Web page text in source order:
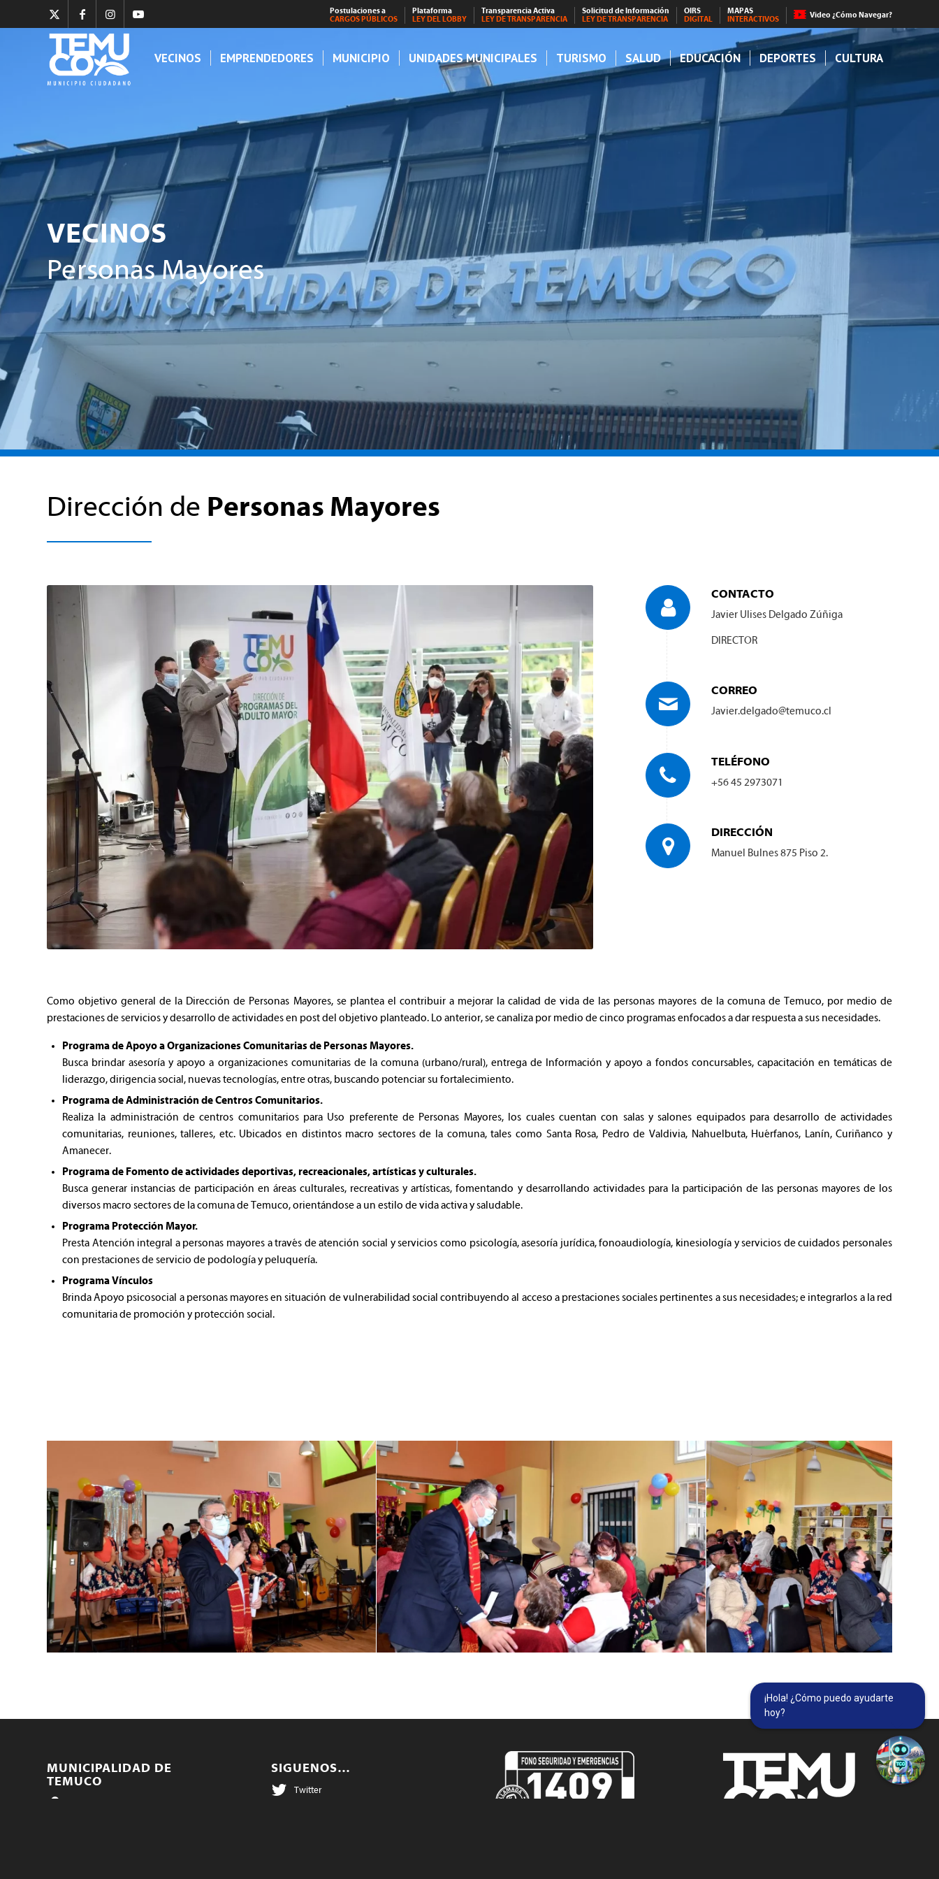
Postulaciones a
CARGOS PÚBLICOS
Plataforma
LEY DEL LOBBY
Transparencia Activa
LEY DE TRANSPARENCIA
Solicitud de Información
LEY DE TRANSPARENCIA
OIRS
DIGITAL
MAPAS
INTERACTIVOS
Video ¿Cómo Navegar?
VECINOS EMPRENDEDORES MUNICIPIO UNIDADES MUNICIPALES TURISMO SALUD EDUCACIÓN DEPORTES CULTURA
VECINOS
Personas Mayores
Dirección de Personas Mayores
CONTACTO
Javier Ulises Delgado Zúñiga
DIRECTOR
CORREO
Javier.delgado@temuco.cl
TELÉFONO
+56 45 2973071
DIRECCIÓN
Manuel Bulnes 875 Piso 2.
Como objetivo general de la Dirección de Personas Mayores, se plantea el contribuir a mejorar la calidad de vida de las personas mayores de la comuna de Temuco, por medio de
prestaciones de servicios y desarrollo de actividades en post del objetivo planteado. Lo anterior, se canaliza por medio de cinco programas enfocados a dar respuesta a sus necesidades.
Programa de Apoyo a Organizaciones Comunitarias de Personas Mayores.
Busca brindar asesoría y apoyo a organizaciones comunitarias de la comuna (urbano/rural), entrega de Información y apoyo a fondos concursables, capacitación en temáticas de
liderazgo, dirigencia social, nuevas tecnologías, entre otras, buscando potenciar su fortalecimiento.
Programa de Administración de Centros Comunitarios.
Realiza la administración de centros comunitarios para Uso preferente de Personas Mayores, los cuales cuentan con salas y salones equipados para desarrollo de actividades
comunitarias, reuniones, talleres, etc. Ubicados en distintos macro sectores de la comuna, tales como Santa Rosa, Pedro de Valdivia, Nahuelbuta, Huérfanos, Lanín, Curiñanco y
Amanecer.
Programa de Fomento de actividades deportivas, recreacionales, artísticas y culturales.
Busca generar instancias de participación en áreas culturales, recreativas y artísticas, fomentando y desarrollando actividades para la participación de las personas mayores de los
diversos macro sectores de la comuna de Temuco, orientándose a un estilo de vida activa y saludable.
Programa Protección Mayor.
Presta Atención integral a personas mayores a través de atención social y servicios como psicología, asesoría jurídica, fonoaudiología, kinesiología y servicios de cuidados personales
con prestaciones de servicio de podología y peluquería.
Programa Vínculos
Brinda Apoyo psicosocial a personas mayores en situación de vulnerabilidad social contribuyendo al acceso a prestaciones sociales pertinentes a sus necesidades; e integrarlos a la red
comunitaria de promoción y protección social.
MUNICIPALIDAD DE
TEMUCO
SIGUENOS…
Twitter
¡Hola! ¿Cómo puedo ayudarte
hoy?